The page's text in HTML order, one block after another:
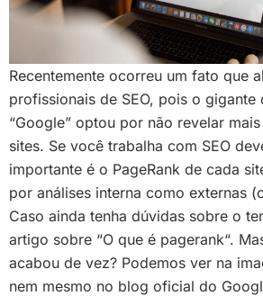
Recentemente ocorreu um fato que
profissionais de SEO, pois o gigante
“Google” optou por não revelar
sites. Se você trabalha com SEO
importante é o PageRank de cada
por análises interna como externas
Caso ainda tenha dúvidas sobre o
artigo sobre “O que é pagerank“.
acabou de vez? Podemos ver na
nem mesmo no blog oficial do